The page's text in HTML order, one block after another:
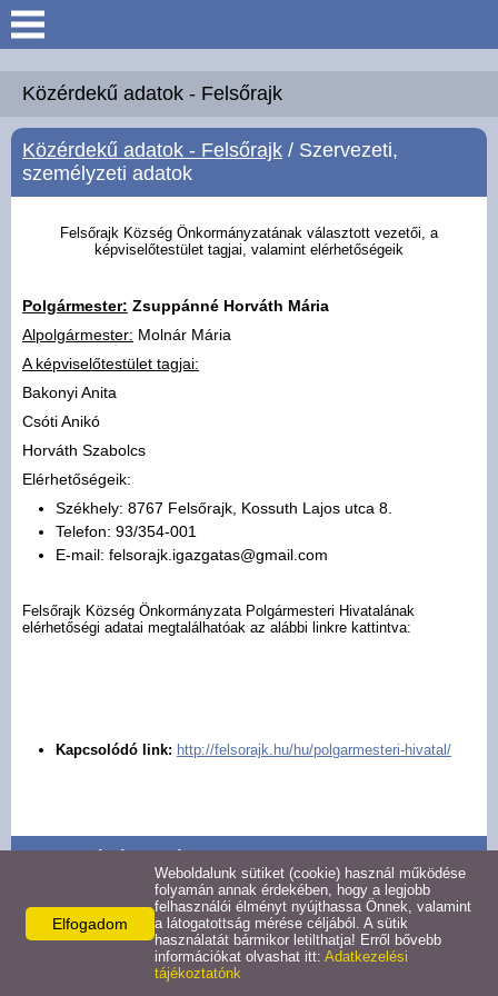
Keresés
Köszöntő
Hírek
Intézmények
Közérdekű adatok -
Felsőrajk
Galéria
Pályázatok
Felsőrajk
Közérdekű adatok -
EFOP-1.5.2-16-2017-00008
Közérdekű adatok - Felsőrajk
Közérdekű adatok - Felsőrajk / Szervezeti,
személyzeti adatok
Felsőrajk Község Önkormányzatának választott vezetői, a
képviselőtestület tagjai, valamint elérhetőségeik
Polgármester: Zsuppánné Horváth Mária
Alpolgármester: Molnár Mária
A képviselőtestület tagjai:
Bakonyi Anita
Csóti Anikó
Horváth Szabolcs
Elérhetőségeik:
Székhely: 8767 Felsőrajk, Kossuth Lajos utca 8.
Telefon: 93/354-001
E-mail: felsorajk.igazgatas@gmail.com
Felsőrajk Község Önkormányzata Polgármesteri Hivatalának
elérhetőségi adatai megtalálhatóak az alábbi linkre kattintva:
Kapcsolódó link: http://felsorajk.hu/hu/polgarmesteri-hivatal/
Tevékenységre, működésre vonatkozó adatok
Részletek
Elfogadom
Weboldalunk sütiket (cookie) használ működése
folyamán annak érdekében, hogy a legjobb
felhasználói élményt nyújthassa Önnek, valamint
a látogatottság mérése céljából. A sütik
használatát bármikor letilthatja! Erről bővebb
információkat olvashat itt: Adatkezelési
tájékoztatónk